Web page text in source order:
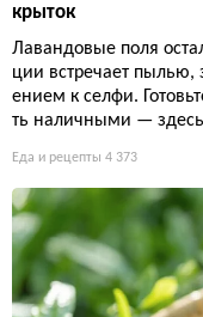
крыток
Лавандовые поля
ции встречает
ением к селфи.
ть наличными — здесь
Еда и рецепты 4 373